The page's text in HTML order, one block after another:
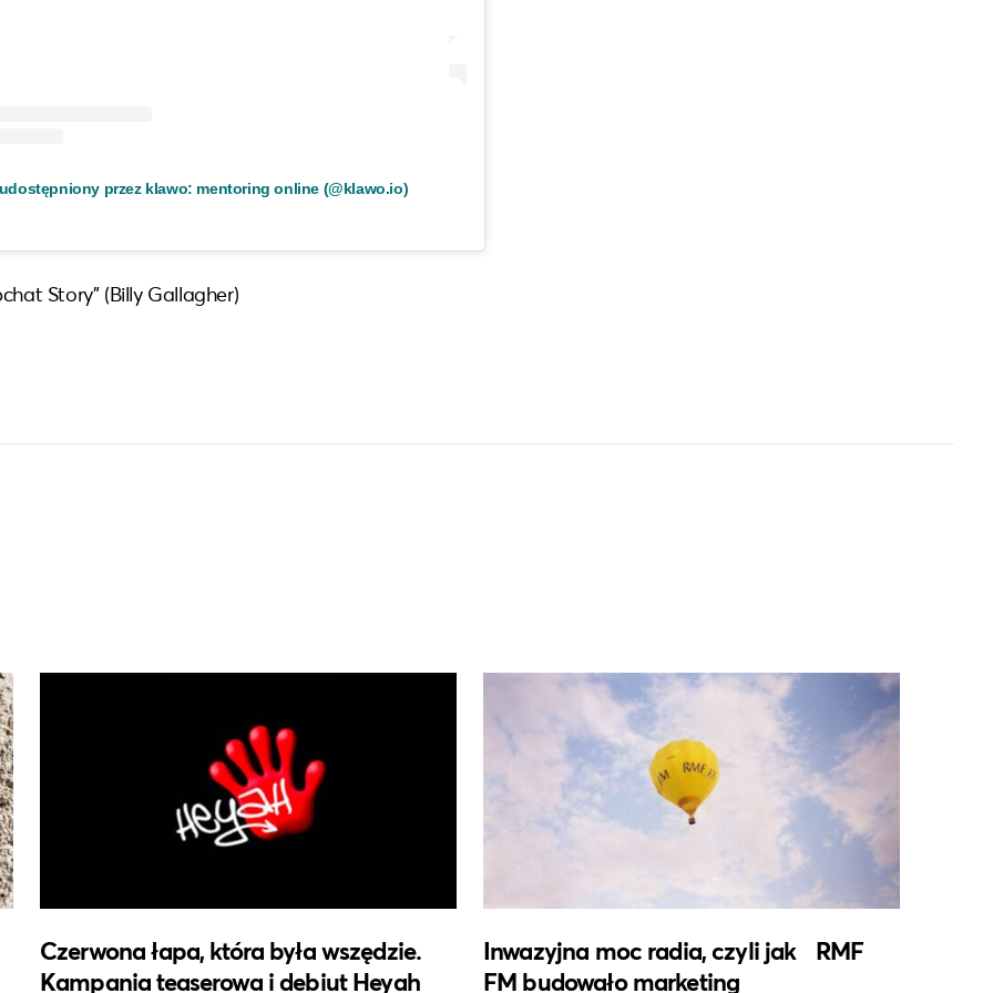
przez klawo: mentoring online (@klawo.io)
Story” (Billy Gallagher)
Czerwona łapa, która była wszędzie.
Kampania teaserowa i debiut Heyah
Inwazyjna moc radia, czyli jak RMF
FM budowało marketing